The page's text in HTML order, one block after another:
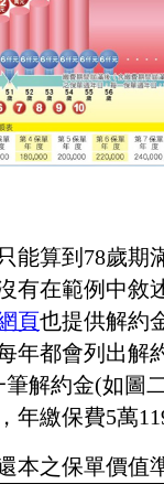
能算到78歲期
有在範例中敘
頁也提供解約
年都會列出解
解約金(如圖
年繳保費5萬
本之保單價值